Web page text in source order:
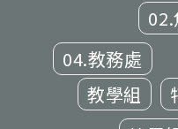
04.教務處
教學組